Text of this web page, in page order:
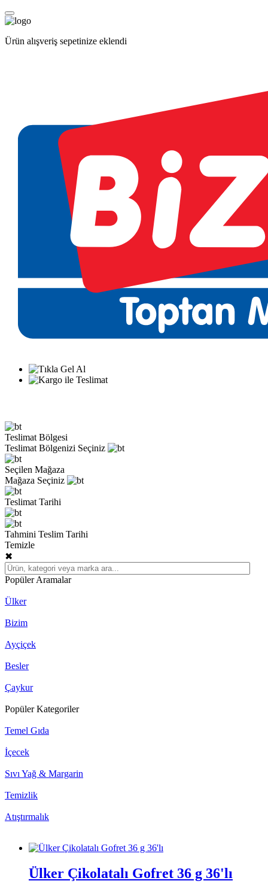
Ürün alışveriş sepetinize eklendi
Teslimat Bölgesi
Teslimat Bölgenizi Seçiniz
Seçilen Mağaza
Mağaza Seçiniz
Teslimat Tarihi
Tahmini Teslim Tarihi
Temizle
✖
Popüler Aramalar
Ülker
Bizim
Ayçiçek
Besler
Çaykur
Popüler Kategoriler
Temel Gıda
İçecek
Sıvı Yağ & Margarin
Temizlik
Atıştırmalık
Ülker Çikolatalı Gofret 36 g 36'lı